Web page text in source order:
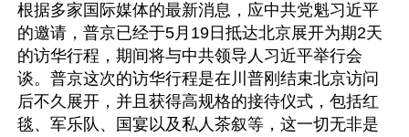
根据多家国际媒体的最新消息，应中共党魁习近平
的邀请，普京已经于5月19日抵达北京展开为期2天
的访华行程，期间将与中共领导人习近平举行会
谈。普京这次的访华行程是在川普刚结束北京访问
后不久展开，并且获得高规格的接待仪式，包括红
毯、军乐队、国宴以及私人茶叙等，这一切无非是